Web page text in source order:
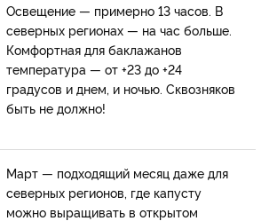
Освещение — примерно 13 часов. В
северных регионах — на час больше.
Комфортная для баклажанов
температура — от +23 до +24
градусов и днем, и ночью. Сквозняков
быть не должно!
Март — подходящий месяц даже для
северных регионов, где капусту
можно выращивать в открытом